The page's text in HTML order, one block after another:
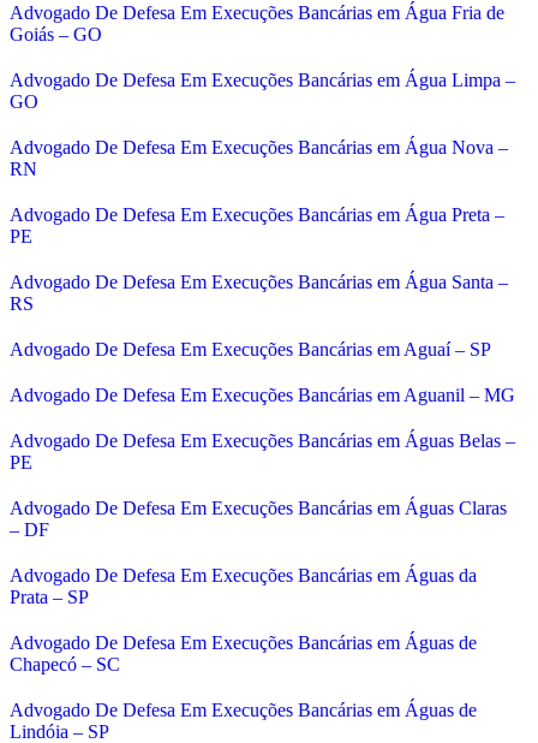
Advogado De Defesa Em Execuções Bancárias em Água Fria de
Goiás – GO
Advogado De Defesa Em Execuções Bancárias em Água Limpa –
GO
Advogado De Defesa Em Execuções Bancárias em Água Nova –
RN
Advogado De Defesa Em Execuções Bancárias em Água Preta –
PE
Advogado De Defesa Em Execuções Bancárias em Água Santa –
RS
Advogado De Defesa Em Execuções Bancárias em Aguaí – SP
Advogado De Defesa Em Execuções Bancárias em Aguanil – MG
Advogado De Defesa Em Execuções Bancárias em Águas Belas –
PE
Advogado De Defesa Em Execuções Bancárias em Águas Claras
– DF
Advogado De Defesa Em Execuções Bancárias em Águas da
Prata – SP
Advogado De Defesa Em Execuções Bancárias em Águas de
Chapecó – SC
Advogado De Defesa Em Execuções Bancárias em Águas de
Lindóia – SP